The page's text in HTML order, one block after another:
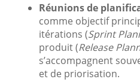
Réunions de
comme objectif
itérations (Sprint
produit (Release
s’accompagnent
et de priorisation.